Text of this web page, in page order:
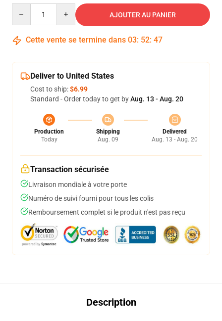
AJOUTER AU PANIER
Cette vente se termine dans 03: 52: 47
Deliver to United States
Cost to ship:$6.99
Standard - Order today to get byAug. 13 - Aug. 20
Production
Today
Shipping
Aug. 09
Delivered
Aug. 13 - Aug. 20
Transaction sécurisée
Livraison mondiale à votre porte
Numéro de suivi fourni pour tous les colis
Remboursement complet si le produit n'est pas reçu
Description